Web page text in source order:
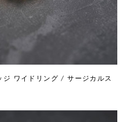
ジ ワイドリング / サージカルス